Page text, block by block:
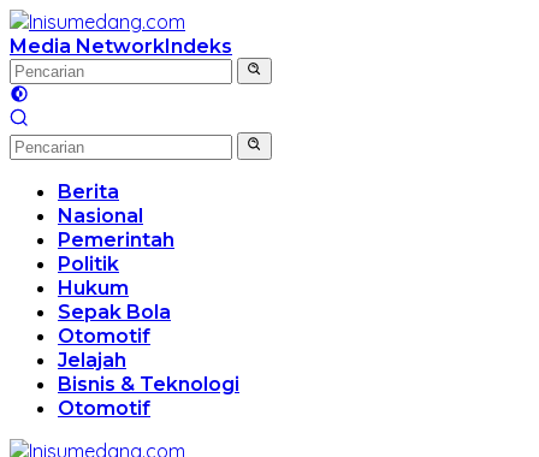
Langsung
ke
konten
Media NetworkIndeks
Berita
Nasional
Pemerintah
Politik
Hukum
Sepak Bola
Otomotif
Jelajah
Bisnis & Teknologi
Otomotif